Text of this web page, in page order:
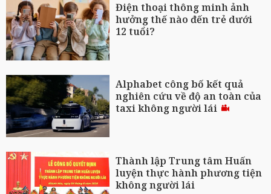
Điện thoại thông minh ảnh
hưởng thế nào đến trẻ dưới
12 tuổi?
Alphabet công bố kết quả
nghiên cứu về độ an toàn của
taxi không người lái
Thành lập Trung tâm Huấn
luyện thực hành phương tiện
không người lái